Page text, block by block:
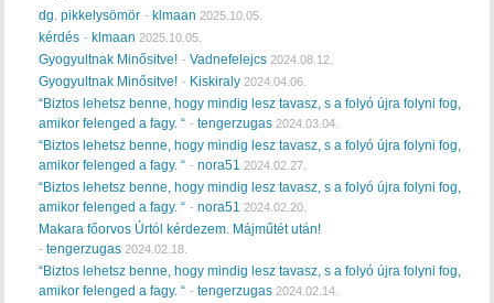
dg. pikkelysömör - klmaan 2025.10.05.
kérdés - klmaan 2025.10.05.
Gyogyultnak Minősitve! -Vadnefelejcs 2024.08.12.
Gyogyultnak Minősitve! - Kiskiraly 2024.04.06.
“Biztos lehetsz benne, hogy mindig lesz tavasz, s a folyó újra folyni fog,
amikor felenged a fagy. “ -tengerzugas 2024.03.04.
“Biztos lehetsz benne, hogy mindig lesz tavasz, s a folyó újra folyni fog,
amikor felenged a fagy. “ -nora51 2024.02.27.
“Biztos lehetsz benne, hogy mindig lesz tavasz, s a folyó újra folyni fog,
amikor felenged a fagy. “ -nora51 2024.02.20.
Makara főorvos Úrtól kérdezem. Májműtét után!
-tengerzugas 2024.02.18.
“Biztos lehetsz benne, hogy mindig lesz tavasz, s a folyó újra folyni fog,
amikor felenged a fagy. “ -tengerzugas 2024.02.14.